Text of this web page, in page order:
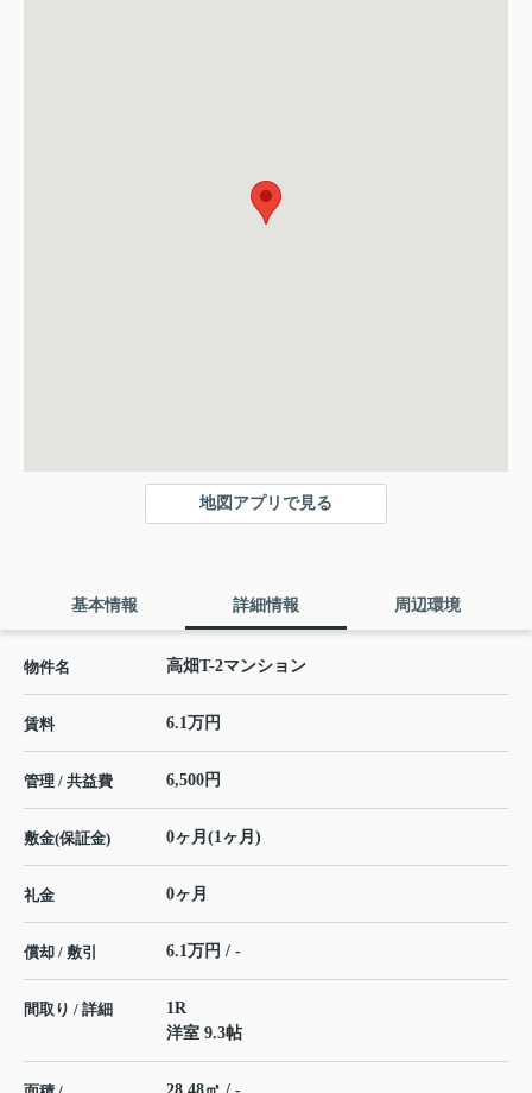
地図アプリで見る
基本情報 詳細情報 周辺環境
物件名 高畑T-2マンション
賃料 6.1万円
管理 / 共益費 6,500円
敷金(保証金) 0ヶ月(1ヶ月)
礼金 0ヶ月
償却 / 敷引 6.1万円 / -
間取り / 詳細
1R
洋室 9.3帖